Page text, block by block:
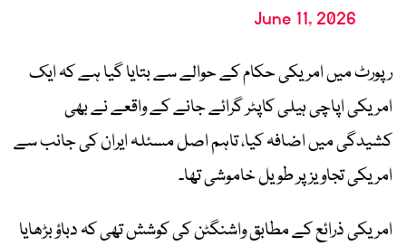
June 11, 2026
رپورٹ میں امریکی حکام کے حوالے سے بتایا گیا ہے کہ ایک
امریکی اپاچی ہیلی کاپٹر گرائے جانے کے واقعے نے بھی
کشیدگی میں اضافہ کیا، تاہم اصل مسئلہ ایران کی جانب سے
امریکی تجاویز پر طویل خاموشی تھا۔
امریکی ذرائع کے مطابق واشنگٹن کی کوشش تھی کہ دباؤ بڑھایا